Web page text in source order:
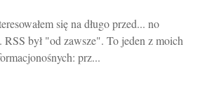
się na długo przed... no
RSS był "od zawsze". To jeden z moich
prz...